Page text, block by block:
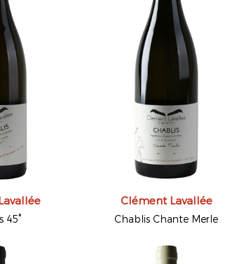
45°
Clément Lavallée
Chablis Chante Merle